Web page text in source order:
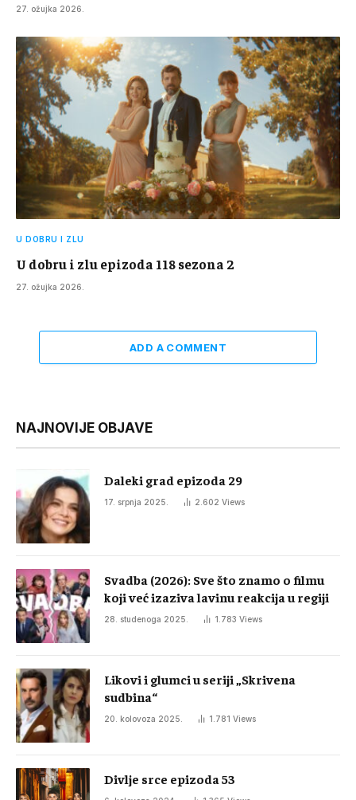
27. ožujka 2026.
U DOBRU I ZLU
U dobru i zlu epizoda 118 sezona 2
27. ožujka 2026.
ADD A COMMENT
NAJNOVIJE OBJAVE
Daleki grad epizoda 29
17. srpnja 2025. 2.602 Views
Svadba (2026): Sve što znamo o filmu
koji već izaziva lavinu reakcija u regiji
28. studenoga 2025. 1.783 Views
Likovi i glumci u seriji „Skrivena
sudbina“
20. kolovoza 2025. 1.781 Views
Divlje srce epizoda 53